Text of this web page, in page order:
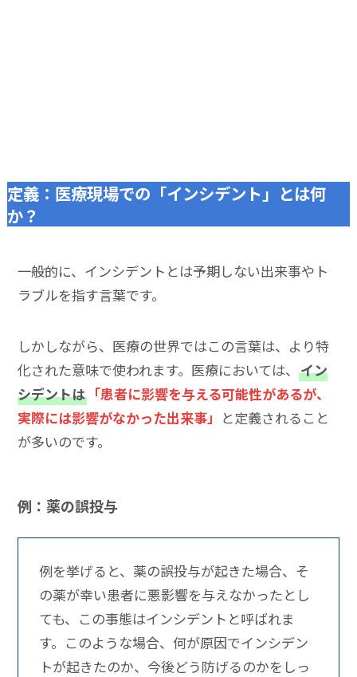
定義：医療現場での「インシデント」とは何
か？
一般的に、インシデントとは予期しない出来事やト
ラブルを指す言葉です。
しかしながら、医療の世界ではこの言葉は、より特
化された意味で使われます。医療においては、イン
シデントは 「患者に影響を与える可能性があるが、
実際には影響がなかった出来事」 と定義されること
が多いのです。
例：薬の誤投与
例を挙げると、薬の誤投与が起きた場合、そ
の薬が幸い患者に悪影響を与えなかったとし
ても、この事態はインシデントと呼ばれま
す。このような場合、何が原因でインシデン
トが起きたのか、今後どう防げるのかをしっ